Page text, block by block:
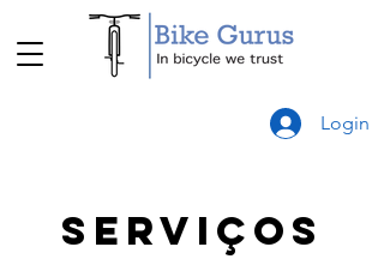
Login
Serviços